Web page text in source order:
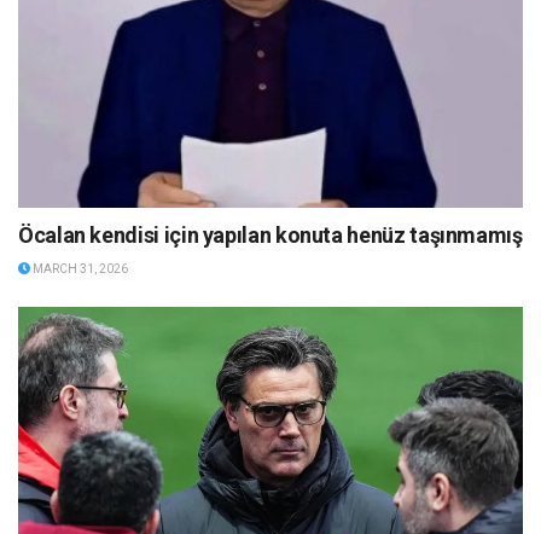
Öcalan kendisi için yapılan konuta henüz taşınmamış
MARCH 31, 2026